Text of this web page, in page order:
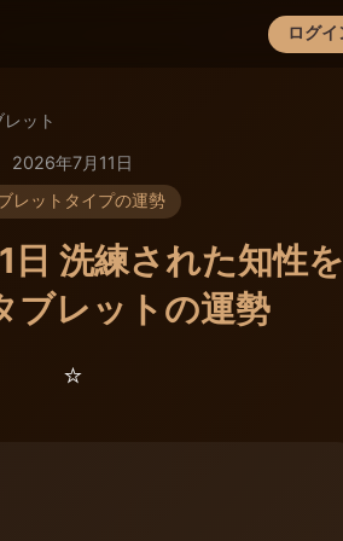
ログイ
×
レット
2026年7月11日
レットタイプの運勢
洗練された知性を
ブレットの運勢
⭐️